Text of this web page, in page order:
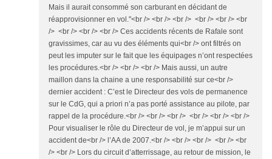
Mais il aurait consommé son carburant en décidant de
réapprovisionner en vol."<br /> <br /> <br /> <br /> <br /> <br
/> <br /> <br /> <br /> Ces accidents récents de Rafale sont
gravissimes, car au vu des éléments qui<br /> ont filtrés on
peut les imputer sur le fait que les équipages n’ont respectées
les procédures.<br /> <br /> <br /> Mais aussi, un autre
maillon dans la chaine a une responsabilité sur ce<br />
dernier accident : C’est le Directeur des vols de permanence
sur le CdG, qui a priori n’a pas porté assistance au pilote, par
rappel de la procédure.<br /> <br /> <br /> <br /> <br /> <br />
Pour visualiser le rôle du Directeur de vol, je m’appui sur un
accident de<br /> l’AA de 2007.<br /> <br /> <br /> <br /> <br
/> <br /> Lors du circuit d’atterrissage, au retour de mission, le